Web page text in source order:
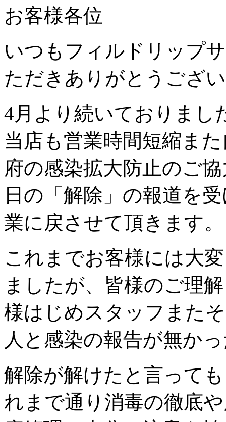
お客様各位
いつもフィルドリップ
ただきありがとうござ
4月より続いておりまし
当店も営業時間短縮ま
府の感染拡大防止のご
日の「解除」の報道を
業に戻させて頂きます。
これまでお客様には大
ましたが、皆様のご理
様はじめスタッフまた
人と感染の報告が無か
解除が解けたと言って
れまで通り消毒の徹底